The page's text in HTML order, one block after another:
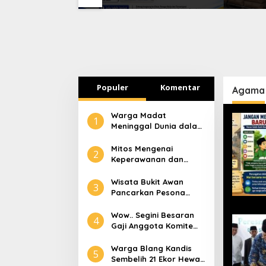
Disnakertrans Aceh
Populer Komentar
1
Warga Madat
Meninggal Dunia dalam
2
Mitos Mengenai
Keperawanan dan
3
Wisata Bukit Awan
Pancarkan Pesona
Tamiang
4
Wow.. Segini Besaran
Gaji Anggota Komite
5
Warga Blang Kandis
Sembelih 21 Ekor Hewan
Agama